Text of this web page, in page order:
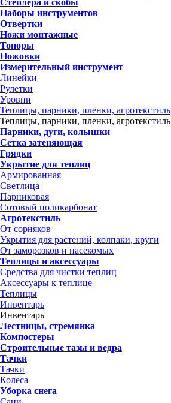
Степлера и скобы
Наборы инструментов
Отвертки
Ножи монтажные
Топоры
Ножовки
Измерительный инструмент
Линейки
Рулетки
Уровни
Теплицы, парники, пленки, агротекстиль
Теплицы, парники, пленки, агротекстиль
Парники, дуги, колышки
Сетка затеняющая
Грядки
Укрытие для теплиц
Армированная
Светлица
Парниковая
Сотовый поликарбонат
Агротекстиль
От сорняков
Укрытия для растений, колпаки, круги
От заморозков и насекомых
Теплицы и аксессуары
Средства для чистки теплиц
Аксессуары к теплице
Теплицы
Инвентарь
Инвентарь
Лестницы, стремянка
Компостеры
Строительные тазы и ведра
Тачки
Тачки
Колеса
Уборка снега